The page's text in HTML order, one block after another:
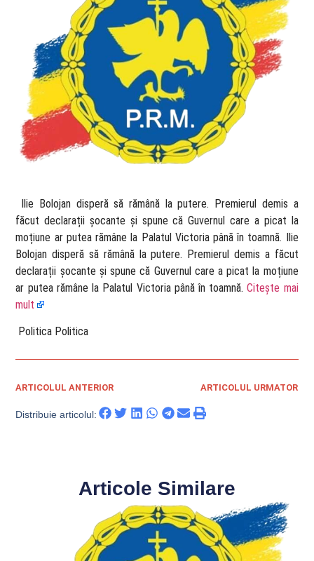
​ Ilie Bolojan disperă să rămână la putere. Premierul demis a
făcut declarații șocante și spune că Guvernul care a picat la
moțiune ar putea rămâne la Palatul Victoria până în toamnă. Ilie
Bolojan disperă să rămână la putere. Premierul demis a făcut
declarații șocante și spune că Guvernul care a picat la moțiune
ar putea rămâne la Palatul Victoria până în toamnă.Citește mai
mult
​ Politica Politica
ARTICOLUL ANTERIOR ARTICOLUL URMATOR
Distribuie articolul:
Articole Similare